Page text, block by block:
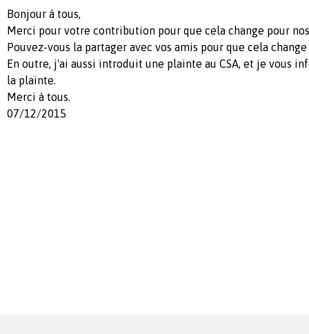
Bonjour à tous,
Merci pour votre contribution pour que cela change pour
Pouvez-vous la partager avec vos amis pour que cela change
En outre, j'ai aussi introduit une plainte au CSA, et je vous
la plainte.
Merci à tous.
07/12/2015